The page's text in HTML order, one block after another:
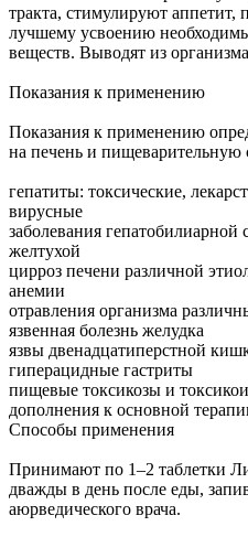
тракта, стимулируют аппетит,
лучшему усвоению
веществ. Выводят из
Показания к применению
Показания к применению
на печень и пищеварительную
гепатиты: токсические,
вирусные
заболевания
желтухой
цирроз печени различной
анемии
отравления организма
язвенная болезнь желудка
язвы двенадцатиперстной
гиперацидные гастриты
пищевые токсикозы и
дополнения к основной
Способы применения
Принимают по 1–2 таблетки
дважды в день после еды,
аюрведического врача.